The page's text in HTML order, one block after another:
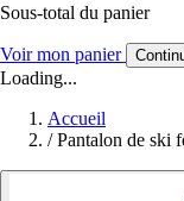
Sous-total du panier
Voir mon panier
Loading...
Accueil
/ Pantalon de ski